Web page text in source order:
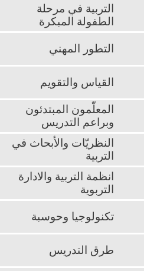
التربية في مرحلة
الطفولة المبكرة
التطور المهني
القياس والتقويم
المعلّمون المبتدئون
وبراعم التدريس
النظريّات والأبحاث في
التربية
انظمة التربية والادارة
التربوية
تكنولوجيا وحوسبة
طرق التدريس